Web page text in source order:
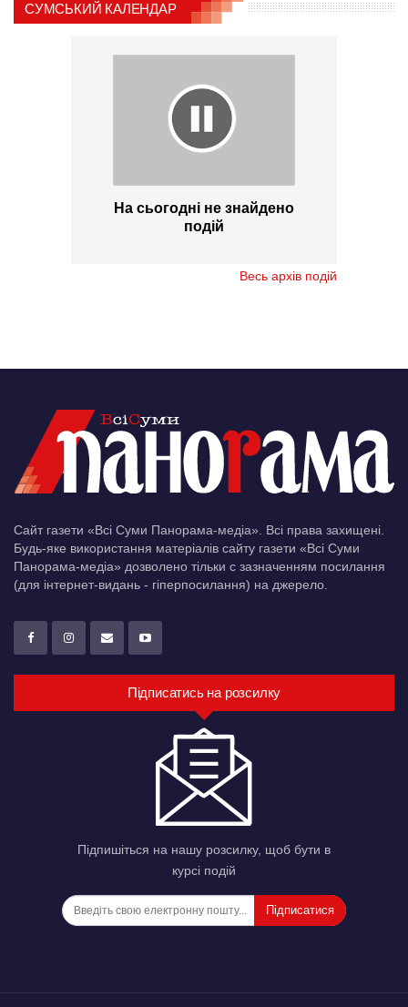
СУМСЬКИЙ КАЛЕНДАР
На сьогодні не знайдено
подій
Весь архів подій
Сайт газети «Всі Суми Панорама-медіа». Всі права захищені.
Будь-яке використання матеріалів сайту газети «Всі Суми
Панорама-медіа» дозволено тільки c зазначенням посилання
(для інтернет-видань - гіперпосилання) на джерело.
Підписатись на розсилку
Підпишіться на нашу розсилку, щоб бути в
курсі подій
Підписатися